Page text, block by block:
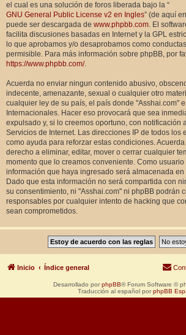
el cual es una solución de foros liberada bajo la “
GNU General Public License v2 en Ingles” (de aquí
puede ser descargada de www.phpbb.com. El
facilita discusiones basadas en Internet y la GPL
lo que aprobamos y/o desaprobamos como
permisible. Para más información sobre phpBB, por
https://www.phpbb.com/.
Acuerda no enviar ningun contenido abusivo,
indecente, amenazante, sexual o cualquier otro
cualquier ley de su país, el país donde "Asshai.com"
Internacionales. Hacer eso provocará que sea
expulsado y, si lo creemos oportuno, con notificación
Servicios de Internet. Las direcciones IP de todos los
como ayuda para reforzar estas condiciones.
derecho a eliminar, editar, mover o cerrar cualquier
momento que lo creamos conveniente. Como
información que haya ingresado será almacenada
Dado que esta información no será compartida con
su consentimiento, ni "Asshai.com" ni phpBB podrán
responsables por cualquier intento de hacking que
sean comprometidos.
Inicio Índice general
Desarrollado por phpBB® Forum Software ©
Traducción al español por phpBB